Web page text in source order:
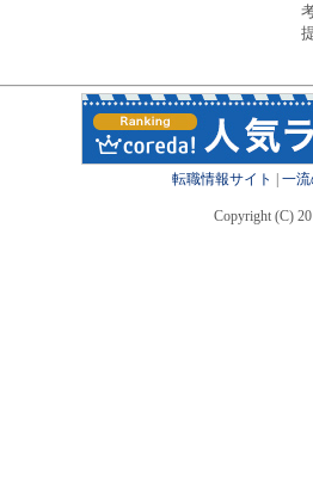
転職情報サイト 一
Copyright (C)